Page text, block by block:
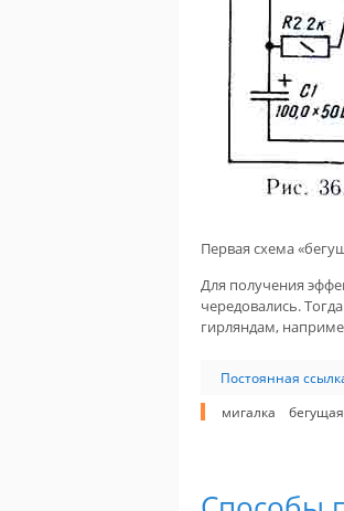
Первая схема
Для получения
чередовались.
гирляндам,
Постоянная
мигалка